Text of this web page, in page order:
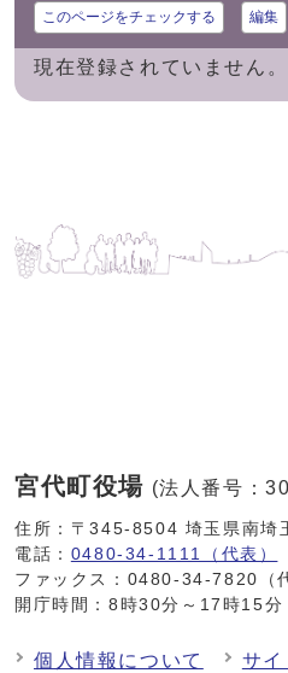
このページをチェックする 編集
現在登録されていません。
宮代町役場 (法人番号：
住所：〒345-8504 埼玉県南埼
電話： 0480-34-1111（代表）
ファックス：0480-34-7820（
開庁時間：8時30分～17時15分
個人情報について サ